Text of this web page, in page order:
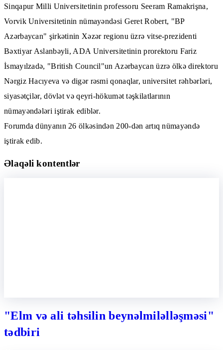
Sinqapur Milli Universitetinin professoru Seeram Ramakrişna,
Vorvik Universitetinin nümayəndəsi Geret Robert, "BP
Azərbaycan" şirkətinin Xəzər regionu üzrə vitse-prezidenti
Bəxtiyar Aslanbəyli, ADA Universitetinin prorektoru Fariz
İsmayılzadə, "British Council"un Azərbaycan üzrə ölkə direktoru
Nərgiz Hacıyeva və digər rəsmi qonaqlar, universitet rəhbərləri,
siyasətçilər, dövlət və qeyri-hökumət təşkilatlarının
nümayəndələri iştirak ediblər.
Forumda dünyanın 26 ölkəsindən 200-dən artıq nümayəndə
iştirak edib.
Əlaqəli kontentlər
"Elm və ali təhsilin beynəlmiləlləşməsi"
tədbiri